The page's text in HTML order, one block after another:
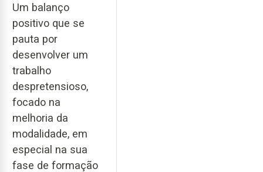
Um balanço
positivo que se
pauta por
desenvolver um
trabalho
despretensioso,
focado na
melhoria da
modalidade, em
especial na sua
fase de formação